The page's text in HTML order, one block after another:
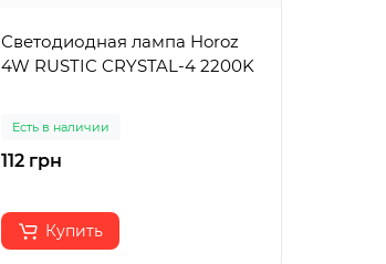
Светодиодная лампа Horoz
4W RUSTIC CRYSTAL-4 2200K
Есть в наличии
112 грн
Купить